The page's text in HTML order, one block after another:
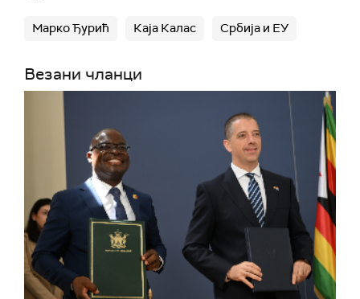
Марко Ђурић Каја Калас Србија и ЕУ
Везани чланци